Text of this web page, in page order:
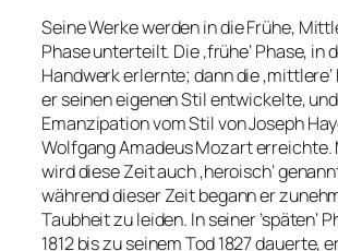
Seine Werke werden in die Frühe,
Phase unterteilt. Die ‚frühe‘ Phase, in
Handwerk erlernte; dann die ‚mittlere‘
er seinen eigenen Stil entwickelte,
Emanzipation vom Stil von Joseph
Wolfgang Amadeus Mozart erreichte.
wird diese Zeit auch ‚heroisch‘
während dieser Zeit begann er
Taubheit zu leiden. In seiner ’späten‘
1812 bis zu seinem Tod 1827 dauerte,